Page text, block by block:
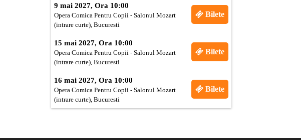
9 mai 2027, Ora 10:00
Opera Comica Pentru Copii - Salonul Mozart
(intrare curte), Bucuresti
Bilete
15 mai 2027, Ora 10:00
Opera Comica Pentru Copii - Salonul Mozart
(intrare curte), Bucuresti
Bilete
16 mai 2027, Ora 10:00
Opera Comica Pentru Copii - Salonul Mozart
(intrare curte), Bucuresti
Bilete